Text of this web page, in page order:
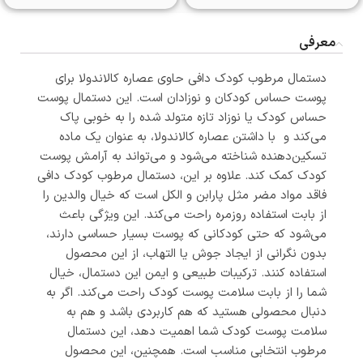
معرفی
دستمال مرطوب کودک دافی حاوی عصاره کالاندولا برای
پوست حساس کودکان و نوزادان است. این دستمال پوست
حساس کودک یا نوزاد تازه متولد شده را به خوبی پاک
می‌کند و با داشتن عصاره کالاندولا، به عنوان یک ماده
تسکین‌دهنده شناخته می‌شود و می‌تواند به آرامش پوست
کودک کمک کند. علاوه بر این، دستمال مرطوب کودک دافی
فاقد مواد مضر مثل پارابن و الکل است که خیال والدین را
از بابت استفاده روزمره راحت می‌کند. این ویژگی باعث
می‌شود که حتی کودکانی که پوست بسیار حساسی دارند،
بدون نگرانی از ایجاد جوش یا التهاب، از این محصول
استفاده کنند. ترکیبات طبیعی و ایمن این دستمال، خیال
شما را از بابت سلامت پوست کودک راحت می‌کند. اگر به
دنبال محصولی هستید که هم کاربردی باشد و هم به
سلامت پوست کودک شما اهمیت دهد، این دستمال
مرطوب انتخابی مناسب است. همچنین، این محصول